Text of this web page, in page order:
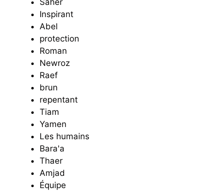
Saher
Inspirant
Abel
protection
Roman
Newroz
Raef
brun
repentant
Tiam
Yamen
Les humains
Bara'a
Thaer
Amjad
Équipe